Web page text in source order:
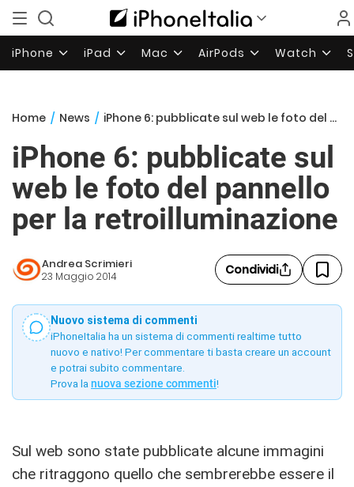
iPhone iPad Mac AirPods Watch
Home / News / iPhone 6: pubblicate sul web le foto del pannello per la retroilluminazione
iPhone 6: pubblicate sul
web le foto del pannello
per la retroilluminazione
Andrea Scrimieri
23 Maggio 2014 Condividi
Nuovo sistema di commenti
iPhoneItalia ha un sistema di commenti realtime tutto
nuovo e nativo! Per commentare ti basta creare un account
e potrai subito commentare.
Prova la nuova sezione commenti!
Sul web sono state pubblicate alcune immagini
che ritraggono quello che sembrerebbe essere il